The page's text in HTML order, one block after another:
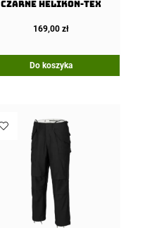
Czarne Helikon-Tex
169,00 zł
Do koszyka